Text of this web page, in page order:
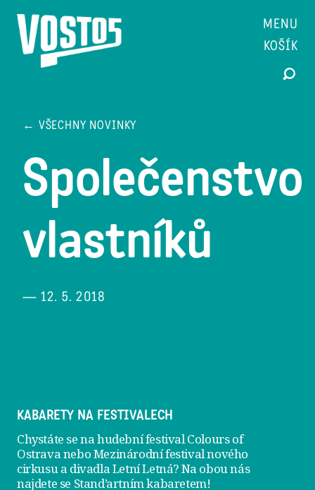
MENU
KOŠÍK
← VŠECHNY NOVINKY
Společenstvo
vlastníků
— 12. 5. 2018
KABARETY NA FESTIVALECH
Chystáte se na hudební festival Colours of
Ostrava nebo Mezinárodní festival nového
cirkusu a divadla Letní Letná? Na obou nás
najdete se Stand’artním kabaretem!